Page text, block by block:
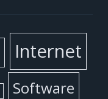
Internet
Software